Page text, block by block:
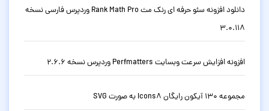
دانلود افزونه سئو حرفه ای رنک مث Rank Math Pro وردپرس فارسی نسخه
3.0.118
افزونه افزایش سرعت وبسایت Perfmatters وردپرس نسخه 2.6.6
مجموعه 130 آیکون رایگان Icons8 به صورت SVG